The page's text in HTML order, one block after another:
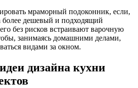
мраморный подоконник, если,
более дешевый и подходящий
без рисков встраивают варочную
занимаясь домашними делами,
видами за окном.
дизайна кухни